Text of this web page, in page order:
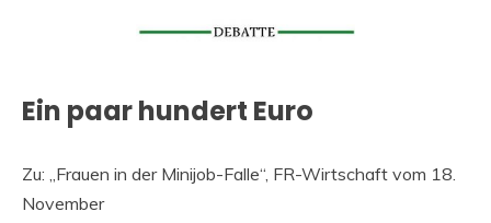
Ein paar hundert Euro
Zu: „Frauen in der Minijob-Falle“, FR-Wirtschaft vom 18.
November